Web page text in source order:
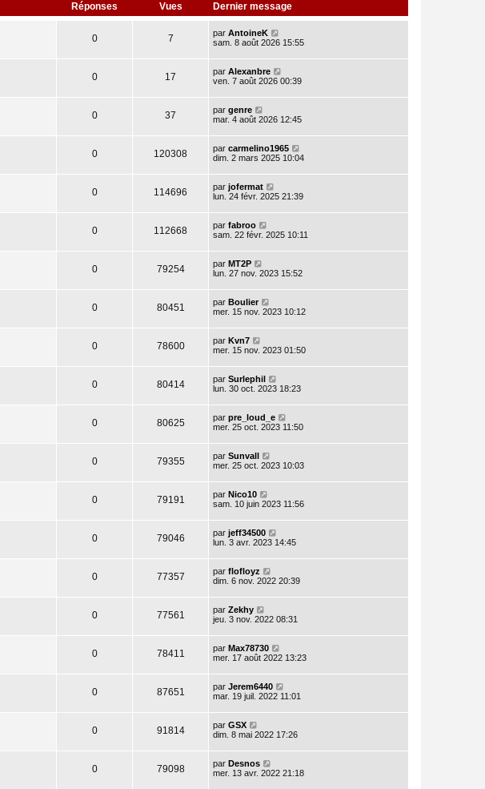
Réponses Vues Dernier message
0 7 par AntoineK
sam. 8 août 2026 15:55
0 17 par Alexanbre
ven. 7 août 2026 00:39
0 37 par genre
mar. 4 août 2026 12:45
0 120308 par carmelino1965
dim. 2 mars 2025 10:04
0 114696 par jofermat
lun. 24 févr. 2025 21:39
0 112668 par fabroo
sam. 22 févr. 2025 10:11
0 79254 par MT2P
lun. 27 nov. 2023 15:52
0 80451 par Boulier
mer. 15 nov. 2023 10:12
0 78600 par Kvn7
mer. 15 nov. 2023 01:50
0 80414 par Surlephil
lun. 30 oct. 2023 18:23
0 80625 par pre_loud_e
mer. 25 oct. 2023 11:50
0 79355 par Sunvall
mer. 25 oct. 2023 10:03
0 79191 par Nico10
sam. 10 juin 2023 11:56
0 79046 par jeff34500
lun. 3 avr. 2023 14:45
0 77357 par flofloyz
dim. 6 nov. 2022 20:39
0 77561 par Zekhy
jeu. 3 nov. 2022 08:31
0 78411 par Max78730
mer. 17 août 2022 13:23
0 87651 par Jerem6440
mar. 19 juil. 2022 11:01
0 91814 par GSX
dim. 8 mai 2022 17:26
0 79098 par Desnos
mer. 13 avr. 2022 21:18